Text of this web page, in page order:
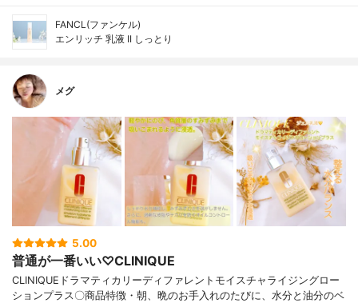
FANCL(ファンケル)
エンリッチ 乳液 II しっとり
メグ
5.00
普通が一番いい♡CLINIQUE
CLINIQUEドラマティカリーディファレントモイスチャライジングロー
ションプラス〇商品特徴・朝、晩のお手入れのたびに、水分と油分のベ